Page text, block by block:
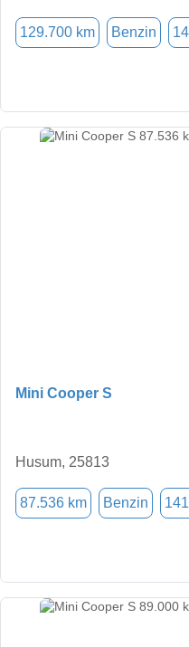
129.700 km Benzin
Mini Cooper S
Husum, 25813
87.536 km Benzin